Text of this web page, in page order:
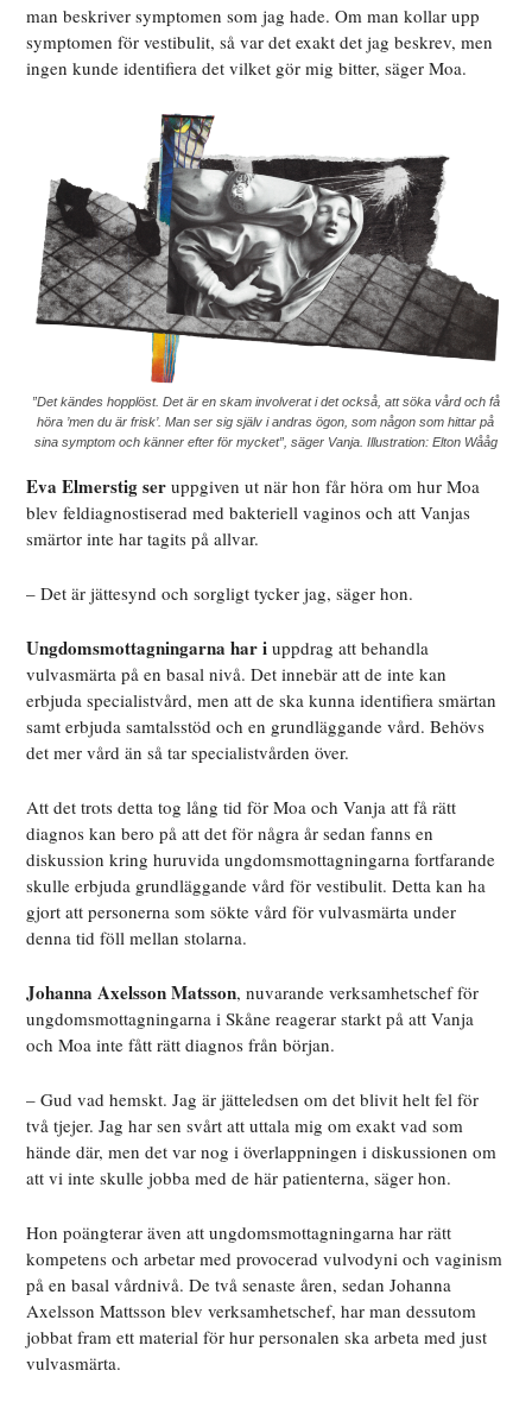
man beskriver symptomen som jag hade. Om man kollar upp
symptomen för vestibulit, så var det exakt det jag beskrev, men
ingen kunde identifiera det vilket gör mig bitter, säger Moa.
”Det kändes hopplöst. Det är en skam involverat i det också, att söka vård och få
höra ’men du är frisk’. Man ser sig själv i andras ögon, som någon som hittar på
sina symptom och känner efter för mycket”, säger Vanja. Illustration: Elton Wååg
Eva Elmerstig seruppgiven ut när hon får höra om hur Moa
blev feldiagnostiserad med bakteriell vaginos och att Vanjas
smärtor inte har tagits på allvar.
– Det är jättesynd och sorgligt tycker jag, säger hon.
Ungdomsmottagningarna har i uppdragatt behandla
vulvasmärta på en basal nivå. Det innebär att de inte kan
erbjuda specialistvård, men att de ska kunna identifiera smärtan
samt erbjuda samtalsstöd och en grundläggande vård. Behövs
det mer vård än så tar specialistvården över.
Att det trotsdetta tog lång tid för Moa och Vanja att få rätt
diagnos kan bero på att det för några år sedan fanns en
diskussion kring huruvida ungdomsmottagningarna fortfarande
skulle erbjuda grundläggande vård för vestibulit. Detta kan ha
gjort att personerna som sökte vård för vulvasmärta under
denna tid föll mellan stolarna.
Johanna Axelsson Matsson,nuvarandeverksamhetschef för
ungdomsmottagningarna i Skåne reagerar starkt på att Vanja
och Moa inte fått rätt diagnos från början.
– Gud vad hemskt. Jag är jätteledsen om det blivit helt fel för
två tjejer. Jag har sen svårt att uttala mig om exakt vad som
hände där, men det var nog i överlappningen i diskussionen om
att vi inte skulle jobba med de här patienterna, säger hon.
Hon poängterar ävenatt ungdomsmottagningarna har rätt
kompetens och arbetar med provocerad vulvodyni och vaginism
på en basal vårdnivå. De två senaste åren, sedan Johanna
Axelsson Mattsson blev verksamhetschef, har man dessutom
jobbat fram ett material för hur personalen ska arbeta med just
vulvasmärta.